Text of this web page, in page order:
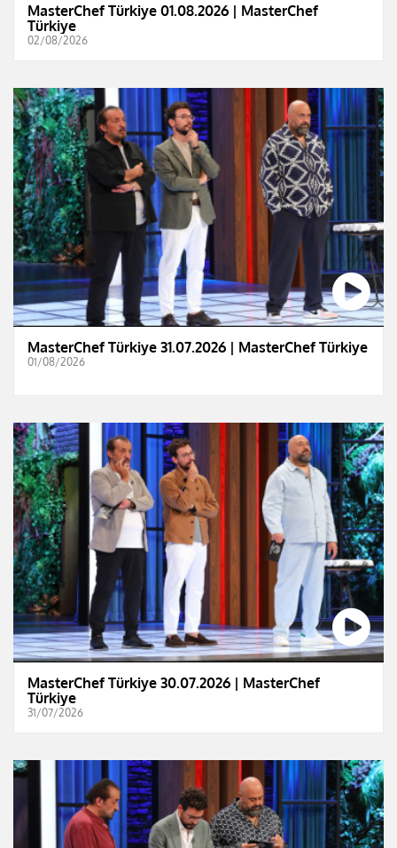
MasterChef Türkiye 01.08.2026 | MasterChef
Türkiye
02/08/2026
MasterChef Türkiye 31.07.2026 | MasterChef Türkiye
01/08/2026
MasterChef Türkiye 30.07.2026 | MasterChef
Türkiye
31/07/2026